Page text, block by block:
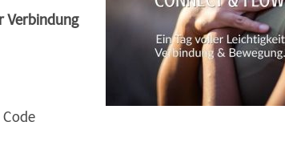
Verbindung